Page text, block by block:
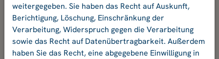
E-Mail-Adresse:
Passwort:
weitergegeben. Sie haben das Recht auf Auskunft,
Berichtigung, Löschung, Einschränkung der
Verarbeitung, Widerspruch gegen die Verarbeitung
sowie das Recht auf Datenübertragbarkeit. Außerdem
haben Sie das Recht, eine abgegebene Einwilligung in